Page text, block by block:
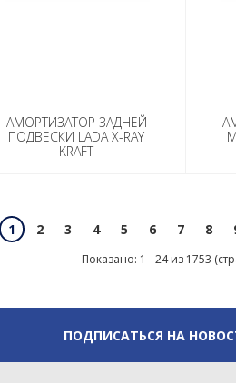
АМОРТИЗАТОР ЗАДНЕЙ
ПОДВЕСКИ LADA X-RAY
KRAFT
1 2 3 4 5 6 7 8
Показано: 1 - 24 из 1753
ПОДПИСАТЬСЯ НА